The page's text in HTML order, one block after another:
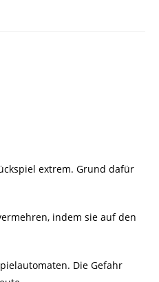
extrem. Grund dafür
indem sie auf den
Die Gefahr